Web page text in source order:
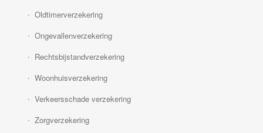
Oldtimerverzekering
Ongevallenverzekering
Rechtsbijstandverzekering
Woonhuisverzekering
Verkeersschade verzekering
Zorgverzekering